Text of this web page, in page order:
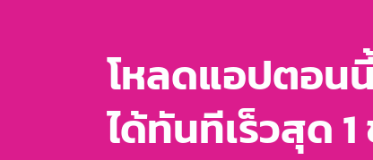
โหลดแอปตอน
ได้ทันทีเร็วสุด 1